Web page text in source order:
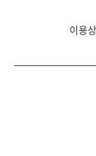
이용